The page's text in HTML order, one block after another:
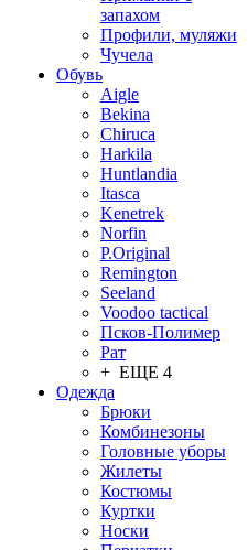
запахом
Профили, муляжи
Чучела
Обувь
Aigle
Bekina
Chiruсa
Harkila
Huntlandia
Itasca
Kenetrek
Norfin
P.Original
Remington
Seeland
Voodoo tactical
Псков-Полимер
Рат
+ ЕЩЕ 4
Одежда
Брюки
Комбинезоны
Головные уборы
Жилеты
Костюмы
Куртки
Носки